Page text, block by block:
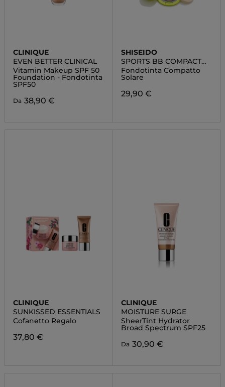
CLINIQUE
EVEN BETTER CLINICAL
Vitamin Makeup SPF 50
Foundation - Fondotinta
SPF50
Da 38,90 €
SHISEIDO
SPORTS BB COMPACT
SPF 50+
Fondotinta Compatto
Solare
29,90 €
CLINIQUE
SUNKISSED ESSENTIALS
Cofanetto Regalo
37,80 €
CLINIQUE
MOISTURE SURGE
SheerTint Hydrator
Broad Spectrum SPF25
Da 30,90 €